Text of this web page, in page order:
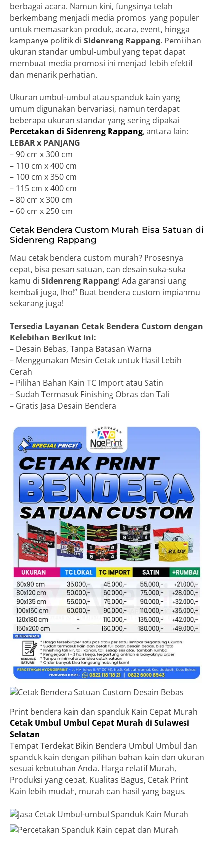
berbagai acara. Namun kini, fungsinya telah
berkembang menjadi media promosi yang populer
untuk memasarkan produk, acara, event, hingga
kampanye politik di Sidenreng Rappang. Pemilihan
ukuran standar umbul-umbul yang tepat dapat
membuat media promosi ini menjadi lebih efektif
dan menarik perhatian.
Ukuran umbul-umbul atau spanduk kain yang
umum digunakan bervariasi, namun terdapat
beberapa ukuran standar yang sering dipakai
Percetakan di Sidenreng Rappang, antara lain:
LEBAR x PANJANG
– 90 cm x 300 cm
– 110 cm x 400 cm
– 100 cm x 350 cm
– 115 cm x 400 cm
– 80 cm x 300 cm
– 60 cm x 250 cm
Cetak Bendera Custom Murah Bisa Satuan di
Sidenreng Rappang
Mau cetak bendera custom murah? Prosesnya
cepat, bisa pesan satuan, dan desain suka-suka
kamu di Sidenreng Rappang! Ada garansi uang
kembali juga, lho!” Buat bendera custom impianmu
sekarang juga!
Tersedia Layanan Cetak Bendera Custom dengan
Kelebihan Berikut Ini:
– Desain Bebas, Tanpa Batasan Warna
– Menggunakan Mesin Cetak untuk Hasil Lebih
Cerah
– Pilihan Bahan Kain TC Import atau Satin
– Sudah Termasuk Finishing Obras dan Tali
– Gratis Jasa Desain Bendera
Print bendera kain dan spanduk Kain Cepat Murah
Cetak Umbul Umbul Cepat Murah di Sulawesi
Selatan
Tempat Terdekat Bikin Bendera Umbul Umbul dan
spanduk kain dengan pilihan bahan kain dan ukuran
sesuai kebutuhan Anda. Harga relatif Murah,
Produksi yang cepat, Kualitas Bagus, Cetak Print
Kain lebih mudah, murah dan hasil yang bagus.